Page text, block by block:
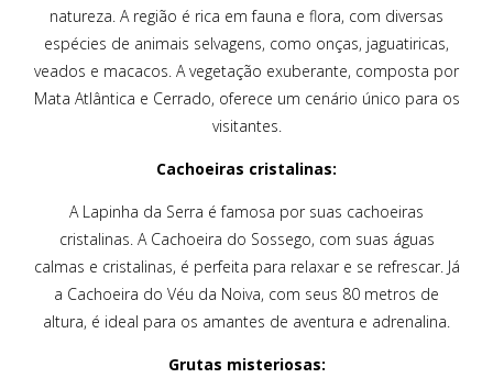
natureza. A região é rica em fauna e flora, com diversas
espécies de animais selvagens, como onças, jaguatiricas,
veados e macacos. A vegetação exuberante, composta por
Mata Atlântica e Cerrado, oferece um cenário único para os
visitantes.
Cachoeiras cristalinas:
A Lapinha da Serra é famosa por suas cachoeiras
cristalinas. A Cachoeira do Sossego, com suas águas
calmas e cristalinas, é perfeita para relaxar e se refrescar. Já
a Cachoeira do Véu da Noiva, com seus 80 metros de
altura, é ideal para os amantes de aventura e adrenalina.
Grutas misteriosas: